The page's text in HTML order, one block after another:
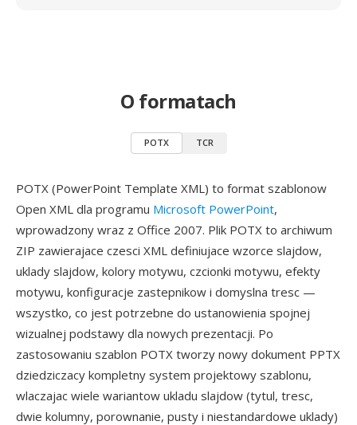
O formatach
POTX TCR
POTX (PowerPoint Template XML) to format szablonow
Open XML dla programu Microsoft PowerPoint,
wprowadzony wraz z Office 2007. Plik POTX to archiwum
ZIP zawierajace czesci XML definiujace wzorce slajdow,
uklady slajdow, kolory motywu, czcionki motywu, efekty
motywu, konfiguracje zastepnikow i domyslna tresc —
wszystko, co jest potrzebne do ustanowienia spojnej
wizualnej podstawy dla nowych prezentacji. Po
zastosowaniu szablon POTX tworzy nowy dokument PPTX
dziedziczacy kompletny system projektowy szablonu,
wlaczajac wiele wariantow ukladu slajdow (tytul, tresc,
dwie kolumny, porownanie, pusty i niestandardowe uklady)